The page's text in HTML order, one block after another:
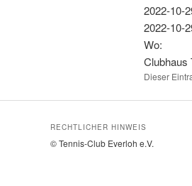
2022-10-
2022-10-
Wo:
Clubhaus
Dieser
RECHTLICHER HINWEIS
© Tennis-Club Everloh e.V.